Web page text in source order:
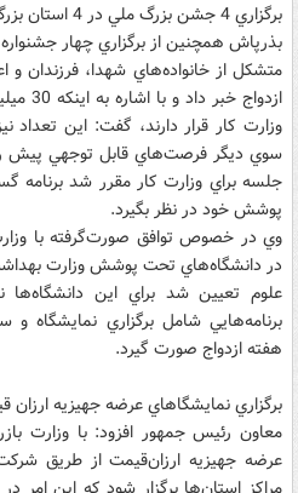
برگزاري 4 جشن بزرگ ملي در 4 استان بزرگ براي فرزندان شاهد و ايثارگران
متشکل از خانواده‌هاي شهدا، فرزندان و
وزارت کار قرار دارند، گفت: اين تعداد
سوي ديگر فرصت‌هاي قابل توجهي پيش
جلسه براي وزارت کار مقرر شد برنامه
پوشش خود در نظر بگيرد.
وي در خصوص توافق صورت‌گرفته با
در دانشگاه‌هاي تحت پوشش وزارت
علوم تعيين شد براي اين
برنامه‌هايي شامل برگزاري نمايشگاه و
هفته ازدواج صورت گيرد.
برگزاري نمايشگاهاي‌ عرضه جهيزيه ارزان
معاون رئيس جمهور افزود: با وزارت
عرضه جهيزيه ارزان‌قيمت از طريق